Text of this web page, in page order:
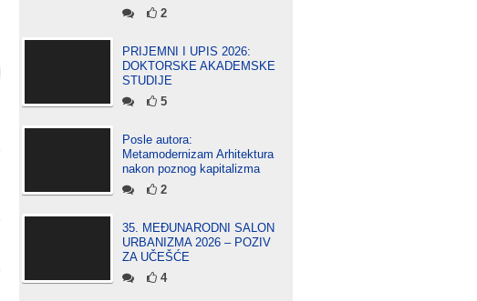
2
PRIJEMNI I UPIS 2026:
DOKTORSKE AKADEMSKE
STUDIJE
5
Posle autora:
Metamodernizam Arhitektura
nakon poznog kapitalizma
2
35. MEĐUNARODNI SALON
URBANIZMA 2026 – POZIV
ZA UČEŠĆE
4